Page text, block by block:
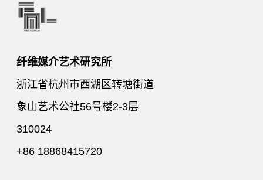
纤维媒介艺术研究所
浙江省杭州市西湖区转塘街道
象山艺术公社56号楼2-3层
310024
+86 18868415720